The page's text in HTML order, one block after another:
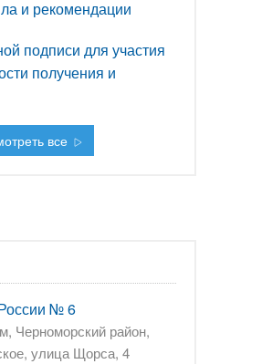
и рекомендации
подписи для участия
получения и
все
№ 6
Черноморский район,
улица Щорса, 4